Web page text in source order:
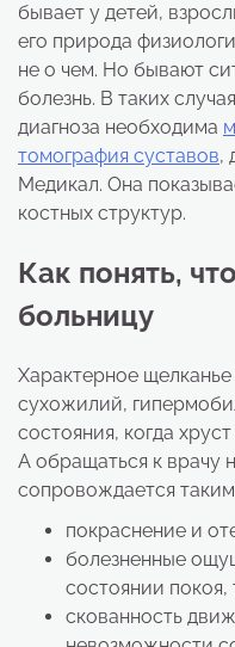
бывает у детей,
его природа
не о чем. Но бывают
болезнь. В таких
диагноза необходима
томография суставов,
Медикал. Она
костных структур.
Как понять,
больницу
Характерное
сухожилий,
состояния, когда
А обращаться к врачу
сопровождается
покраснение и
болезненные
состоянии покоя,
скованность